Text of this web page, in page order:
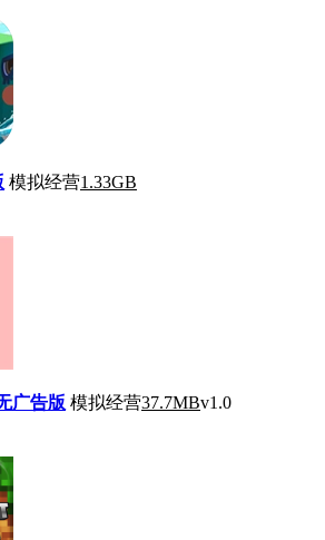
模拟经营1.33GB
广告版 模拟经营37.7MBv1.0